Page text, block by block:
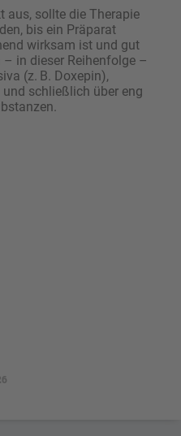
aus, sollte die Therapie
bis ein Präparat
wirksam ist und gut
in dieser Reihenfolge –
(z. B. Doxepin),
schließlich über eng